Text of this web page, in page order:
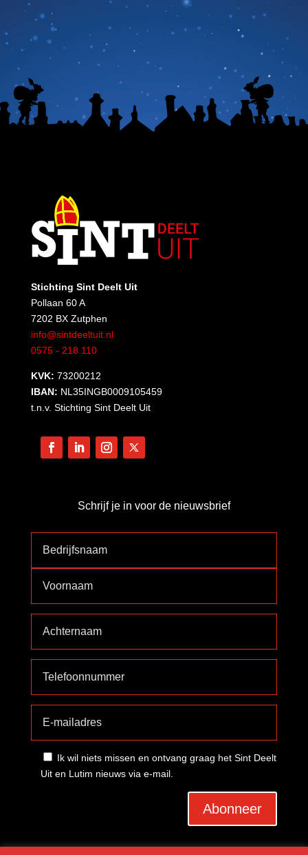
Stichting Sint Deelt Uit
Pollaan 60 A
7202 BX Zutphen
info@sintdeeltuit.nl
0575 - 218 110
KVK: 73200212
IBAN: NL35INGB0009105459
t.n.v. Stichting Sint Deelt Uit
Schrijf je in voor de nieuwsbrief
Ik wil niets missen en ontvang graag het Sint Deelt
Uit en Lutim nieuws via e-mail.
Abonneer
l